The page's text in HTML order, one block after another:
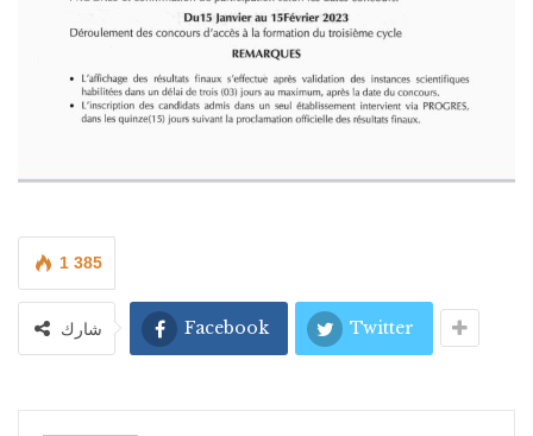
1 385
شارك Facebook Twitter